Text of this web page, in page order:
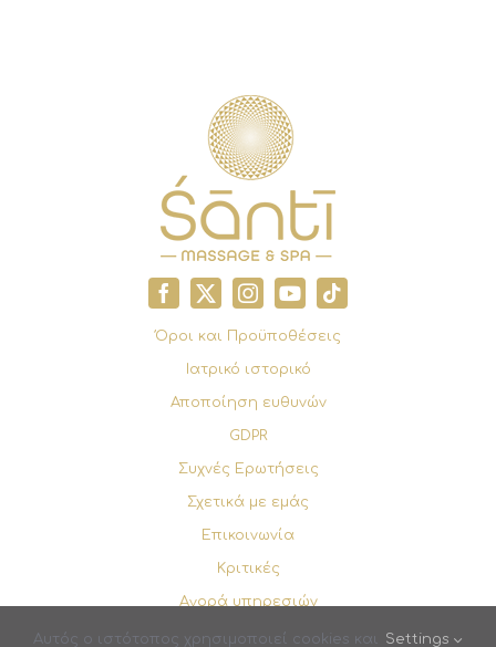
Όροι και Προϋποθέσεις
Ιατρικό ιστορικό
Αποποίηση ευθυνών
GDPR
Συχνές Ερωτήσεις
Σχετικά με εμάς
Επικοινωνία
Κριτικές
Αγορά υπηρεσιών
Κλείστε ραντεβού
Αυτός ο ιστότοπος χρησιμοποιεί cookies και Settings